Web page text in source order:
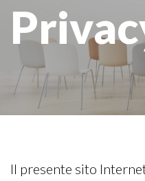
Il presente sito